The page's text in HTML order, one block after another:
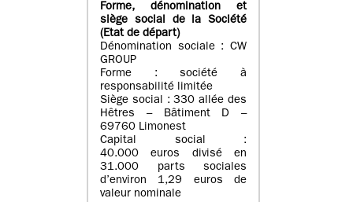
Forme, dénomination et
siège social de la Société
(Etatde départ)
Dénomination sociale : CW
GROUP
Forme : société à
responsabilité limitée
Siège social : 330 allée des
Hêtres – Bâtiment D –
69760 Limonest
Capital social :
40.000 euros divisé en
31.000 parts sociales
d’environ 1,29 euros de
valeur nominale